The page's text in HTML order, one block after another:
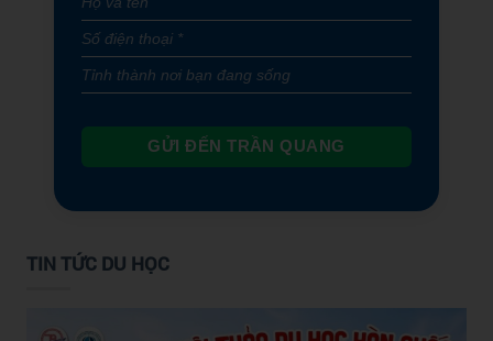
GỬI ĐẾN TRẦN QUANG
TIN TỨC DU HỌC